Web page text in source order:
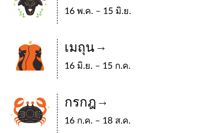
16 พ.ค. – 15 มิ.ย.
เมถุน
16 มิ.ย. – 15 ก.ค.
กรกฎ
16 ก.ค. – 18 ส.ค.